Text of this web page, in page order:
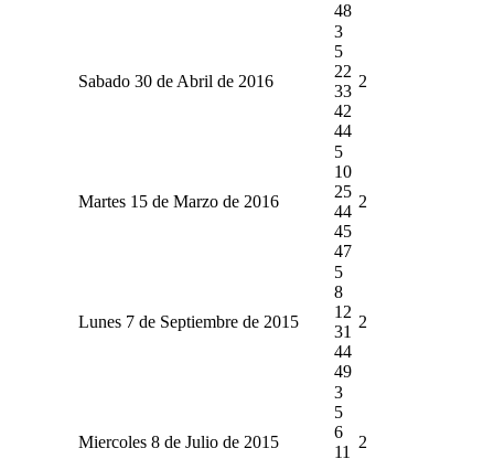
48
Sabado 30 de Abril de 2016
3
5
22
33
42
44
2
Martes 15 de Marzo de 2016
5
10
25
44
45
47
2
Lunes 7 de Septiembre de 2015
5
8
12
31
44
49
2
Miercoles 8 de Julio de 2015
3
5
6
11
2